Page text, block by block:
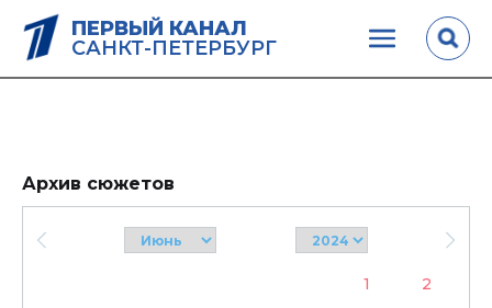
ПЕРВЫЙ КАНАЛ
САНКТ-ПЕТЕРБУРГ
Архив сюжетов
1
2